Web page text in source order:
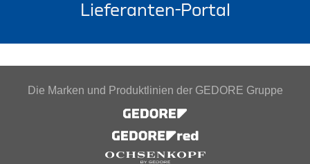
Lieferanten-Portal
Die Marken und Produktlinien der GEDORE Gruppe